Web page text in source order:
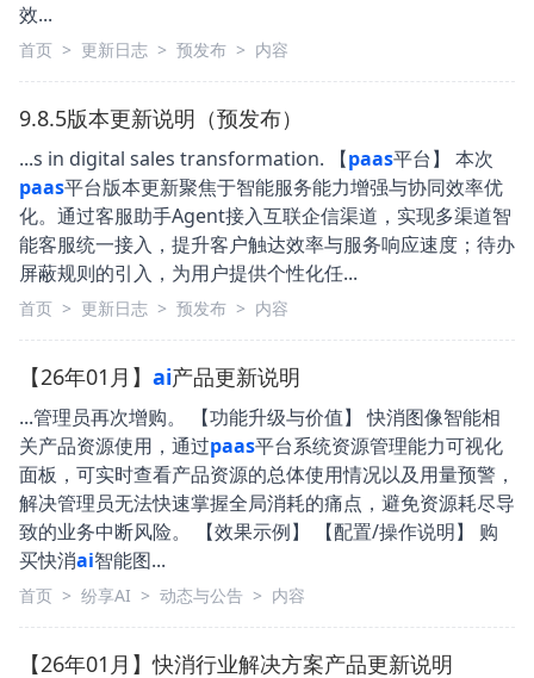
效...
首页 > 更新日志 > 预发布 > 内容
9.8.5版本更新说明（预发布）
...s in digital sales transformation. 【paas平台】 本次
paas平台版本更新聚焦于智能服务能力增强与协同效率优
化。通过客服助手Agent接入互联企信渠道，实现多渠道智
能客服统一接入，提升客户触达效率与服务响应速度；待办
屏蔽规则的引入，为用户提供个性化任...
首页 > 更新日志 > 预发布 > 内容
【26年01月】 ai产品更新说明
...管理员再次增购。 【功能升级与价值】 快消图像智能相
关产品资源使用，通过paas平台系统资源管理能力可视化
面板，可实时查看产品资源的总体使用情况以及用量预警，
解决管理员无法快速掌握全局消耗的痛点，避免资源耗尽导
致的业务中断风险。 【效果示例】 【配置/操作说明】 购
买快消ai智能图...
首页 > 纷享AI > 动态与公告 > 内容
【26年01月】快消行业解决方案产品更新说明